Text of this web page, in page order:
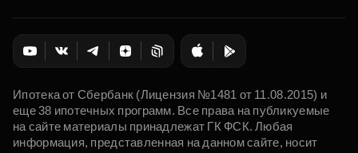
Ипотека от Сбербанк (Лицензия №1481 от 11.08.2015) и
еще 38 ипотечных программ. Все права на публикуемые
на сайте материалы принадлежат ГК ФСК. Любая
информация, представленная на данном сайте, носит